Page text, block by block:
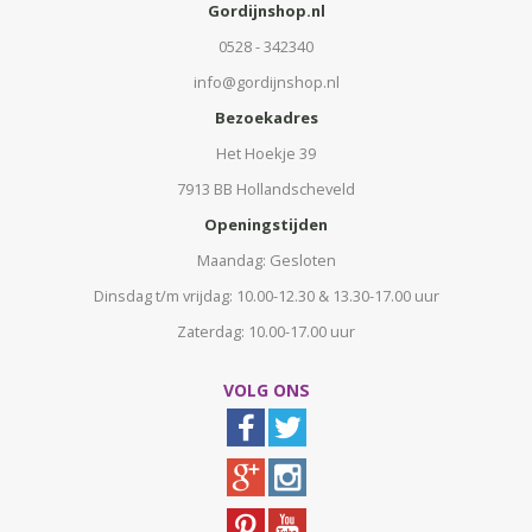
Gordijnshop.nl
0528 - 342340
info@gordijnshop.nl
Bezoekadres
Het Hoekje 39
7913 BB Hollandscheveld
Openingstijden
Maandag: Gesloten
Dinsdag t/m vrijdag: 10.00-12.30 & 13.30-17.00 uur
Zaterdag: 10.00-17.00 uur
VOLG ONS